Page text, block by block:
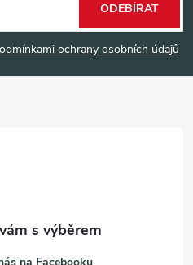
ochrany osobních údajů
ODEBÍRAT